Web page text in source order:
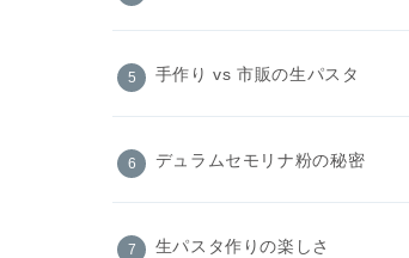
手作り vs 市販の生パスタ
デュラムセモリナ粉の秘密
生パスタ作りの楽しさ